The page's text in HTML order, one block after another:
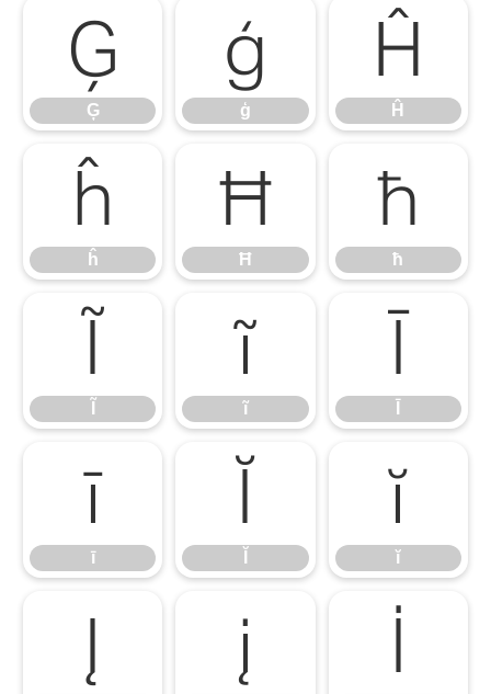
Ģ
Ģ
ģ
ģ
Ĥ
Ĥ
ĥ
ĥ
Ħ
Ħ
ħ
ħ
Ĩ ĩ
ĩ
Ī
ī
ī
Ĭ ĭ
ĭ
Į į İ